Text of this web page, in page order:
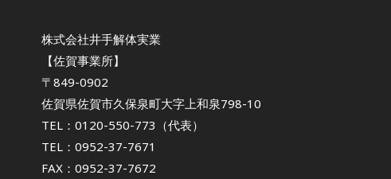
株式会社井手解体実業
【佐賀事業所】
〒849-0902
佐賀県佐賀市久保泉町大字上和泉798-10
TEL：0120-550-773（代表）
TEL：0952-37-7671
FAX：0952-37-7672